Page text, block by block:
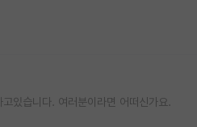
있습니다. 여러분이라면 어떠신가요.